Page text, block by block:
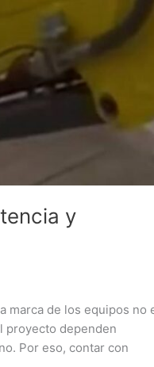
y
marca de los equipos no
proyecto dependen
Por eso, contar con